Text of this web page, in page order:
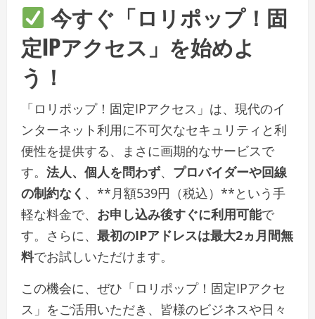
今すぐ「ロリポップ！固
定IPアクセス」を始めよ
う！
「ロリポップ！固定IPアクセス」は、現代のイ
ンターネット利用に不可欠なセキュリティと利
便性を提供する、まさに画期的なサービスで
す。 法人、個人を問わず、 プロバイダーや回線
の制約なく 、**月額539円（税込）**という手
軽な料金で、 お申し込み後すぐに利用可能で
す。さらに、 最初のIPアドレスは最大2ヵ月間無
料でお試しいただけます。
この機会に、ぜひ「ロリポップ！固定IPアクセ
ス」をご活用いただき、皆様のビジネスや日々